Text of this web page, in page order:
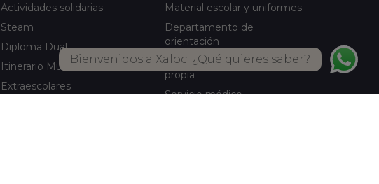
Bienvenidos a Xaloc: ¿Qué quieres saber?
Actividades solidarias
Steam
Diploma Dual
Itinerario Musical
Extraescolares
Material escolar y uniformes
Departamento de
orientación
Servicio de comedor Cocina
propia
Servicio médico